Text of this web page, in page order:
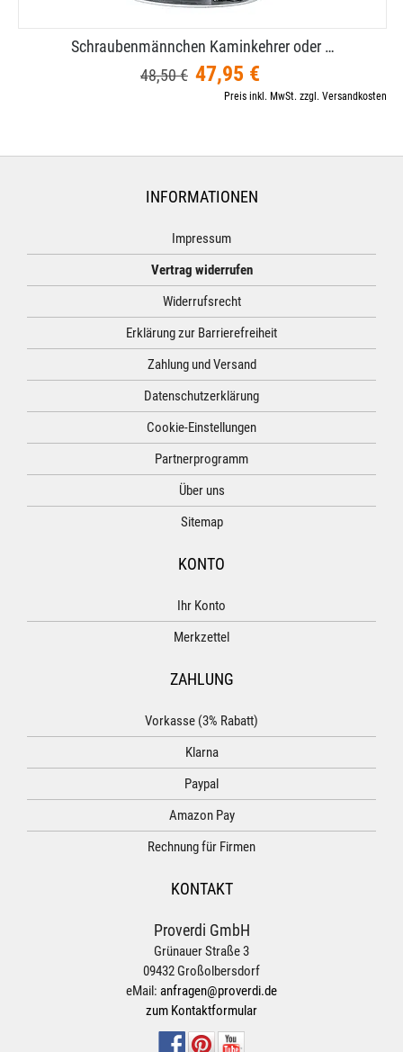
Schraubenmännchen Kaminkehrer oder …
48,50 € 47,95 €
Preis inkl. MwSt. zzgl. Versandkosten
INFORMATIONEN
Impressum
Vertrag widerrufen
Widerrufsrecht
Erklärung zur Barrierefreiheit
Zahlung und Versand
Datenschutzerklärung
Cookie-Einstellungen
Partnerprogramm
Über uns
Sitemap
KONTO
Ihr Konto
Merkzettel
ZAHLUNG
Vorkasse (3% Rabatt)
Klarna
Paypal
Amazon Pay
Rechnung für Firmen
KONTAKT
Proverdi GmbH
Grünauer Straße 3
09432 Großolbersdorf
eMail: anfragen@proverdi.de
zum Kontaktformular